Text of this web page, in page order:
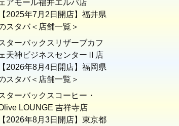
アモール福井エルパ店
2025年7月2日開店】福井県
スタバ＜店舗一覧＞
ターバックスリザーブカフ
天神ビジネスセンターⅡ店
2026年8月4日開店】福岡県
スタバ＜店舗一覧＞
ターバックスコーヒー・
LOUNGE 吉祥寺店
2026年8月3日開店】東京都